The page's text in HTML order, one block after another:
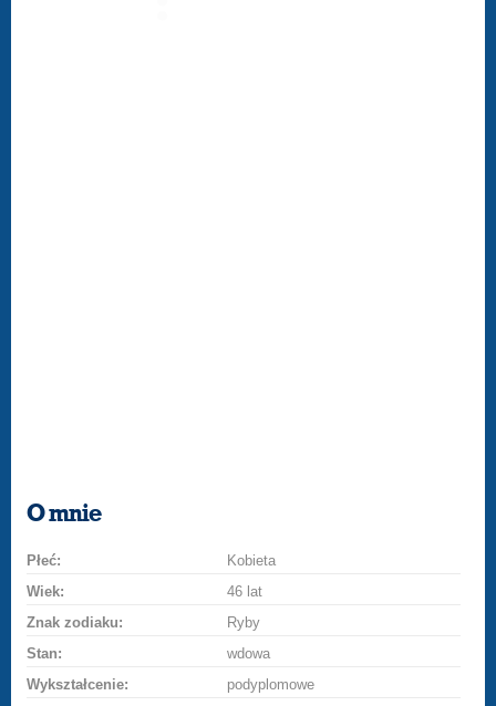
O mnie
Płeć:
Kobieta
Wiek:
46 lat
Znak zodiaku:
Ryby
Stan:
wdowa
Wykształcenie:
podyplomowe